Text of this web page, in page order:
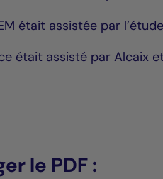
était assistée par
était assisté par Alcaix
le PDF :